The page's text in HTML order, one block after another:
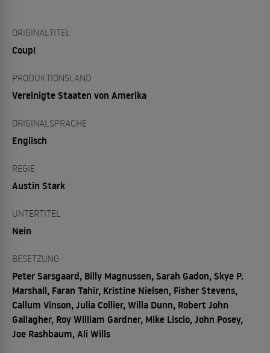
ORIGINALTITEL
Coup!
PRODUKTIONSLAND
Vereinigte Staaten von Amerika
ORIGINALSPRACHE
Englisch
REGIE
Austin Stark
UNTERTITEL
Nein
BESETZUNG
Peter Sarsgaard, Billy Magnussen, Sarah Gadon, Skye P.
Marshall, Faran Tahir, Kristine Nielsen, Fisher Stevens,
Callum Vinson, Julia Collier, Willa Dunn, Robert John
Gallagher, Roy William Gardner, Mike Liscio, John Posey,
Joe Rashbaum, Ali Wills